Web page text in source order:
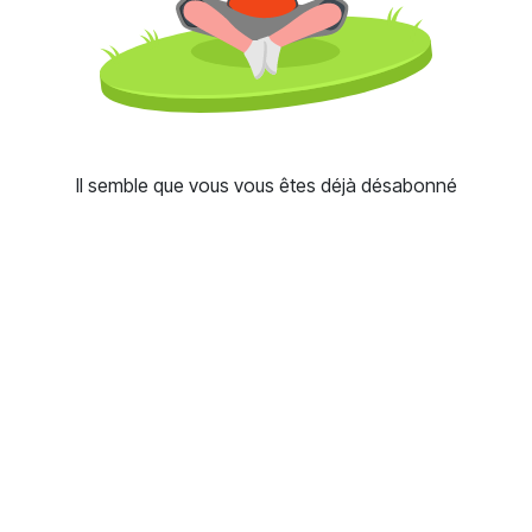
Il semble que vous vous êtes déjà désabonné